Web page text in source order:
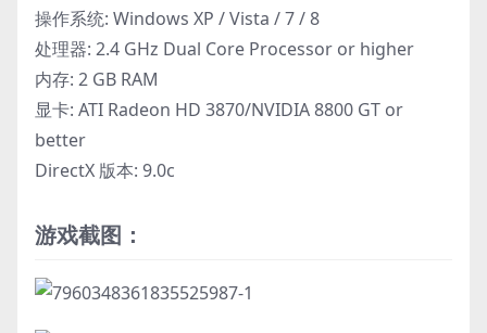
操作系统: Windows XP / Vista / 7 / 8
处理器: 2.4 GHz Dual Core Processor or higher
内存: 2 GB RAM
显卡: ATI Radeon HD 3870/NVIDIA 8800 GT or
better
DirectX 版本: 9.0c
游戏截图：